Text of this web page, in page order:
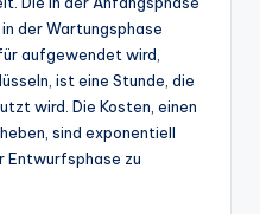
der Wartungsphase
aufgewendet wird,
ist eine Stunde, die
wird. Die Kosten, einen
sind exponentiell
Entwurfsphase zu